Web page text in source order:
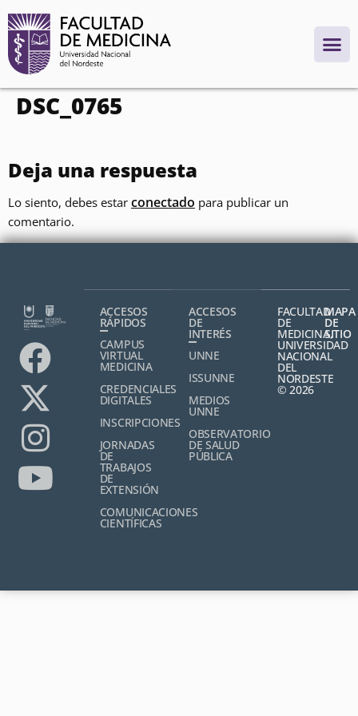
contenido
DSC_0765
Deja una respuesta
Lo siento, debes estar conectado para publicar un
comentario.
ACCESOS
RÁPIDOS
CAMPUS
VIRTUAL
MEDICINA
CREDENCIALES
DIGITALES
INSCRIPCIONES
JORNADAS
DE
TRABAJOS
DE
EXTENSIÓN
COMUNICACIONES
CIENTÍFICAS
ACCESOS
DE
INTERÉS
UNNE
ISSUNNE
MEDIOS
UNNE
OBSERVATORIO
DE SALUD
PÚBLICA
FACULTAD
DE
MEDICINA,
UNIVERSIDAD
NACIONAL
DEL
NORDESTE
© 2026
MAPA
DE
SITIO